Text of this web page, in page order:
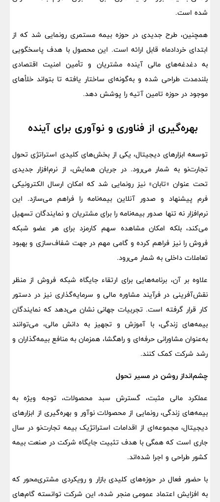
شده است.
همچنین، طرح جدیدی در حوزه بیمه مستمری رونمایی شد که از
ابتدای خردادماه قابل ارائه است. این محصول با هدف پاسخگویی
به دغدغه‌های مالی آینده مشتریان و تأمین امنیت اقتصادی
بلندمدت طراحی شده و به‌گونه‌ای ساختار یافته تا بتواند خلأهای
موجود در حوزه تامین آتیه را پوشش دهد.
بهره‌گیری از فناوری و نوآوری برای آینده
توسعه ابزارهای دیجیتال، یکی از بخش‌های کلیدی استراتژی تحول
تجارت‌نو به شمار می‌رود. در جریان همایش، از نرم‌افزار جدیدی
تحت عنوان «تابان» نیز رونمایی شد که امکان ارسال الکترونیکی
فرم پیشنهاد و صدور آنلاین بیمه‌نامه را فراهم می‌سازد. این
نرم‌افزار نه تنها صدور بیمه‌نامه را برای مشتریان و نمایندگان تسهیل
می‌کند، بلکه امکان مشاهده سهم کارمزد برای هر عضو شبکه
فروش را نیز فراهم کرده و گامی مهم در جهت شفاف‌سازی و بهبود
تعاملات داخلی به شمار می‌رود.
علاوه بر آن، برنامه‌هایی برای ارتقاء جایگاه شبکه فروش از منظر
نقش‌آفرینی در فرآیند مشاوره مالی و سرمایه‌گذاری نیز در دستور
کار قرار گرفته است. تجربیات جهانی نشان می‌دهد که نمایندگان
بیمه‌های زندگی، با آموزش و تجهیز به دانش مالی، می‌توانند
به‌عنوان مشاورانی حرفه‌ای و راهگشا، همزمان به منافع بیمه‌گذاران و
رشد شرکت کمک کنند.
چشم‌انداز روشن در مسیر تحول
عملکرد مالی مثبت، گسترش سبد محصولات، توجه ویژه به
بیمه‌های زندگی، رونمایی از محصولات نوآور و بهره‌گیری از ابزارهای
دیجیتال، مجموعه‌ای از اقدامات استراتژیک بیمه تجارت‌نو در سال
جاری است که همگی با هدف تثبیت جایگاه شرکت در صنعت بیمه
کشور طراحی و اجرا شده‌اند.
با حضور فعال در حوزه‌های کلیدی بازار و رویکردی مشتری‌محور که
به افزایش اعتماد عمومی منجر شده، این شرکت توانسته گام‌های